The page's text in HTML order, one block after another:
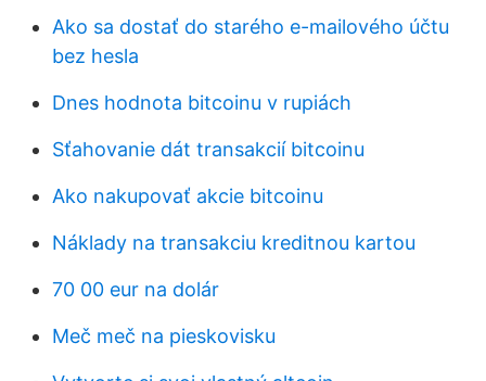
Ako sa dostať do starého e-mailového účtu
bez hesla
Dnes hodnota bitcoinu v rupiách
Sťahovanie dát transakcií bitcoinu
Ako nakupovať akcie bitcoinu
Náklady na transakciu kreditnou kartou
70 00 eur na dolár
Meč meč na pieskovisku